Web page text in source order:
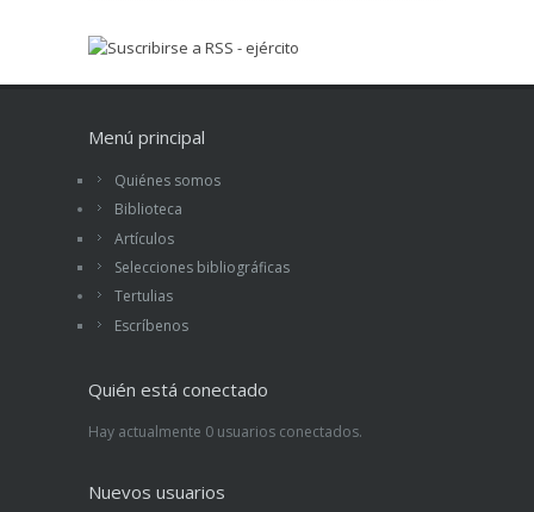
Menú principal
Quiénes somos
Biblioteca
Artículos
Selecciones bibliográficas
Tertulias
Escríbenos
Quién está conectado
Hay actualmente 0 usuarios conectados.
Nuevos usuarios